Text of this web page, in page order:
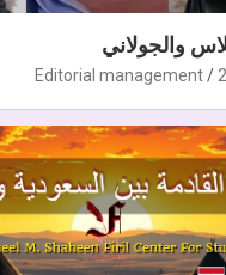
والجولاني
Editorial management